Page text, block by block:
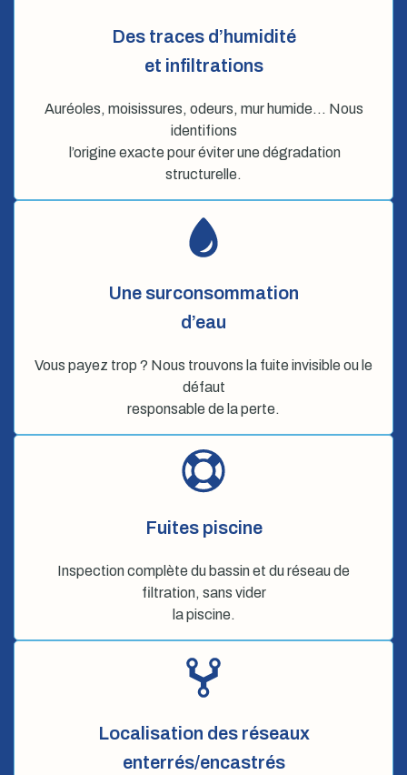
Des traces d’humidité
et infiltrations
Auréoles, moisissures, odeurs, mur humide… Nous
identifions
l’origine exacte pour éviter une dégradation
structurelle.
Une surconsommation
d’eau
Vous payez trop ? Nous trouvons la fuite invisible ou le
défaut
responsable de la perte.
Fuites piscine
Inspection complète du bassin et du réseau de
filtration, sans vider
la piscine.
Localisation des réseaux
enterrés/encastrés